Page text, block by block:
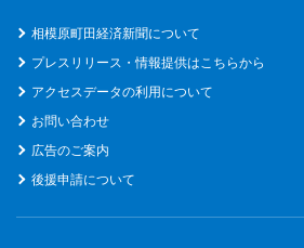
相模原町田経済新聞について
プレスリリース・情報提供はこちらから
アクセスデータの利用について
お問い合わせ
広告のご案内
後援申請について